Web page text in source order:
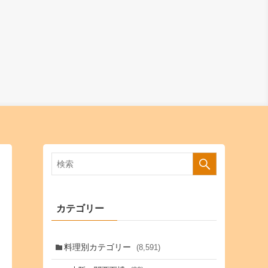
カテゴリー
料理別カテゴリー (8,591)